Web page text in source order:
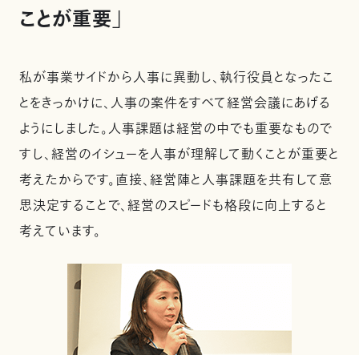
ことが重要」
私が事業サイドから人事に異動し、執行役員となったこ
とをきっかけに、人事の案件をすべて経営会議にあげる
ようにしました。人事課題は経営の中でも重要なもので
すし、経営のイシューを人事が理解して動くことが重要と
考えたからです。直接、経営陣と人事課題を共有して意
思決定することで、経営のスピードも格段に向上すると
考えています。